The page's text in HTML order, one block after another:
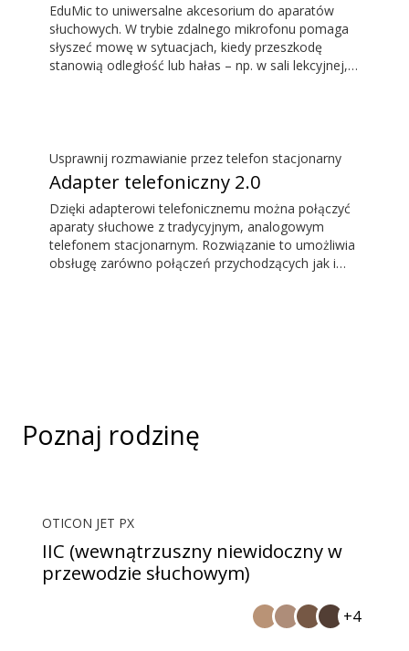
EduMic to uniwersalne akcesorium do aparatów
słuchowych. W trybie zdalnego mikrofonu pomaga
słyszeć mowę w sytuacjach, kiedy przeszkodę
stanowią odległość lub hałas – np. w sali lekcyjnej,
słuchowych Oticon z techniką Bluetooth. EduMic
odbiera również sygnał audio z systemów pętli
indukcyjnych w miejscach użyteczności publicznej.
Usprawnij rozmawianie przez telefon stacjonarny
Adapter telefoniczny 2.0
Dzięki adapterowi telefonicznemu można połączyć
aparaty słuchowe z tradycyjnym, analogowym
telefonem stacjonarnym. Rozwiązanie to umożliwia
obsługę zarówno połączeń przychodzących jak i
Poznaj rodzinę
OTICON JET PX
IIC (wewnątrzuszny niewidoczny w
przewodzie słuchowym)
+4